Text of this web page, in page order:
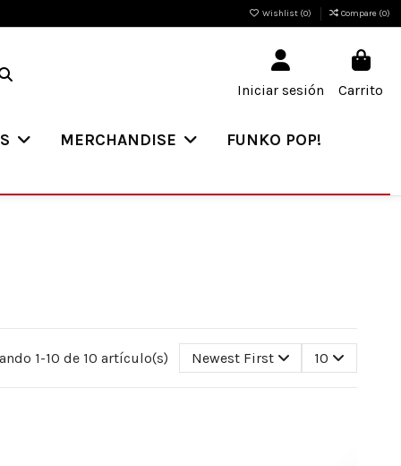
Wishlist (0) Compare (0)
Iniciar sesión Carrito
MERCHANDISE
FUNKO POP!
1-10 de 10 artículo(s) Newest First 10